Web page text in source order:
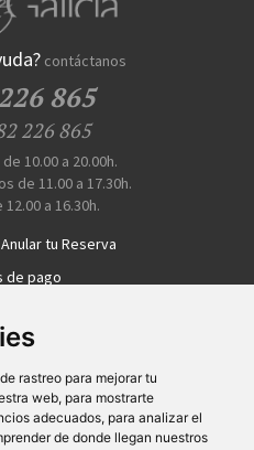
rastreo para mejorar tu
web, para mostrarte
adecuados, para analizar el
de donde llegan nuestros
contáctanos
865
226 865
10.00 a 20.00h.
de 11.00 a 17.30h.
a 16.30h.
Anular tu Reserva
de pago